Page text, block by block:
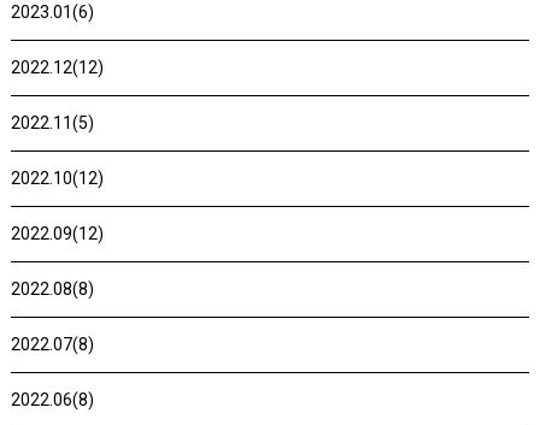
2023.01(6)
2022.12(12)
2022.11(5)
2022.10(12)
2022.09(12)
2022.08(8)
2022.07(8)
2022.06(8)